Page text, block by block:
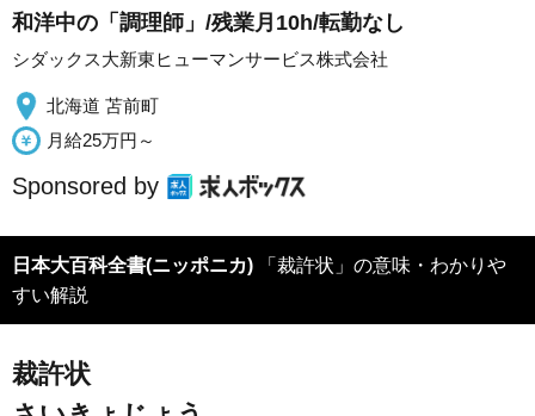
和洋中の「調理師」/残業月10h/転勤なし
シダックス大新東ヒューマンサービス株式会社
北海道 苫前町
月給25万円～
Sponsored by
日本大百科全書(ニッポニカ) 「裁許状」の意味・わかりや
すい解説
裁許状